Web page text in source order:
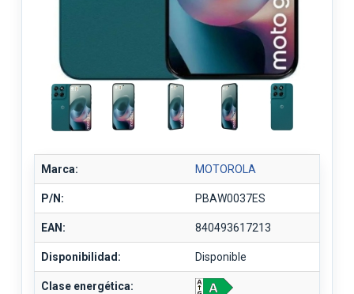
Marca: MOTOROLA
P/N: PBAW0037ES
EAN: 840493617213
Disponibilidad: Disponible
Clase energética: